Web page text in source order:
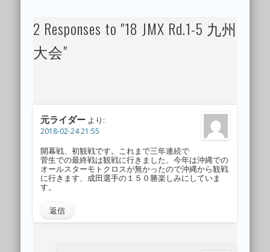
2 Responses to "18 JMX Rd.1-5 九州
大会"
元ライダー より:
2018-02-24 21:55
開幕戦、初観戦です。これまで三年連続で
菅生での最終戦は観戦に行きました、今年は沖縄での
オールスターモトクロスが無かったので沖縄から観戦
に行きます、成田選手の１５０勝楽しみにしていま
す。
返信